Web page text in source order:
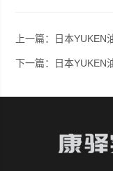
上一篇： 日本YUKEN
下一篇： 日本YUKEN